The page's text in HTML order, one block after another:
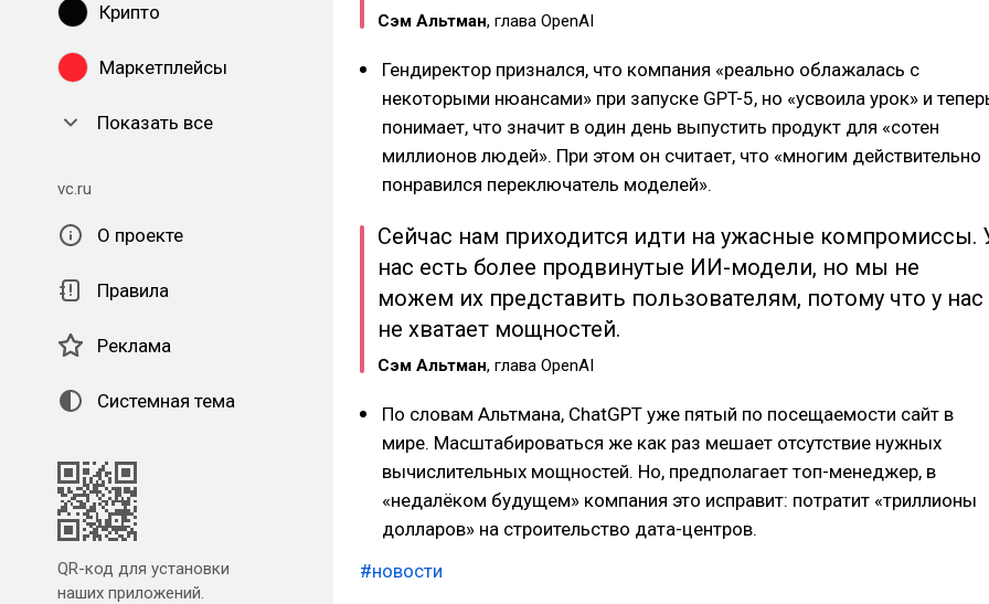
Крипто
Маркетплейсы
Показать все
vc.ru
О проекте
Правила
Реклама
Системная тема
QR-код для установки
наших приложений.
Сэм Альтман, глава OpenAI
Гендиректор признался, что компания «реально облажалась c
некоторыми нюансами» при запуске GPT-5, но «усвоила урок» и
понимает, что значит в один день выпустить продукт для «сотен
миллионов людей». При этом он считает, что «многим действительно
понравился переключатель моделей».
Сейчас нам приходится идти на ужасные компромиссы.
нас есть более продвинутые ИИ-модели, но мы не
можем их представить пользователям, потому что у нас
не хватает мощностей.
Сэм Альтман, глава OpenAI
По словам Альтмана, ChatGPT уже пятый по посещаемости сайт в
мире. Масштабироваться же как раз мешает отсутствие нужных
вычислительных мощностей. Но, предполагает топ-менеджер, в
«недалёком будущем» компания это исправит: потратит «триллионы
долларов» на строительство дата-центров.
#новости